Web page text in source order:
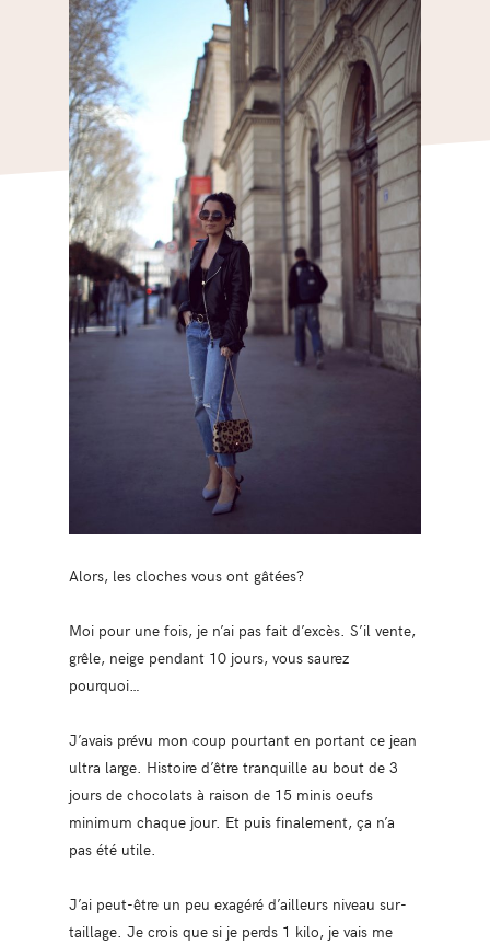
Alors, les cloches vous ont gâtées?
Moi pour une fois, je n’ai pas fait d’excès. S’il vente,
grêle, neige pendant 10 jours, vous saurez
pourquoi…
J’avais prévu mon coup pourtant en portant ce jean
ultra large. Histoire d’être tranquille au bout de 3
jours de chocolats à raison de 15 minis oeufs
minimum chaque jour. Et puis finalement, ça n’a
pas été utile.
J’ai peut-être un peu exagéré d’ailleurs niveau sur-
taillage. Je crois que si je perds 1 kilo, je vais me